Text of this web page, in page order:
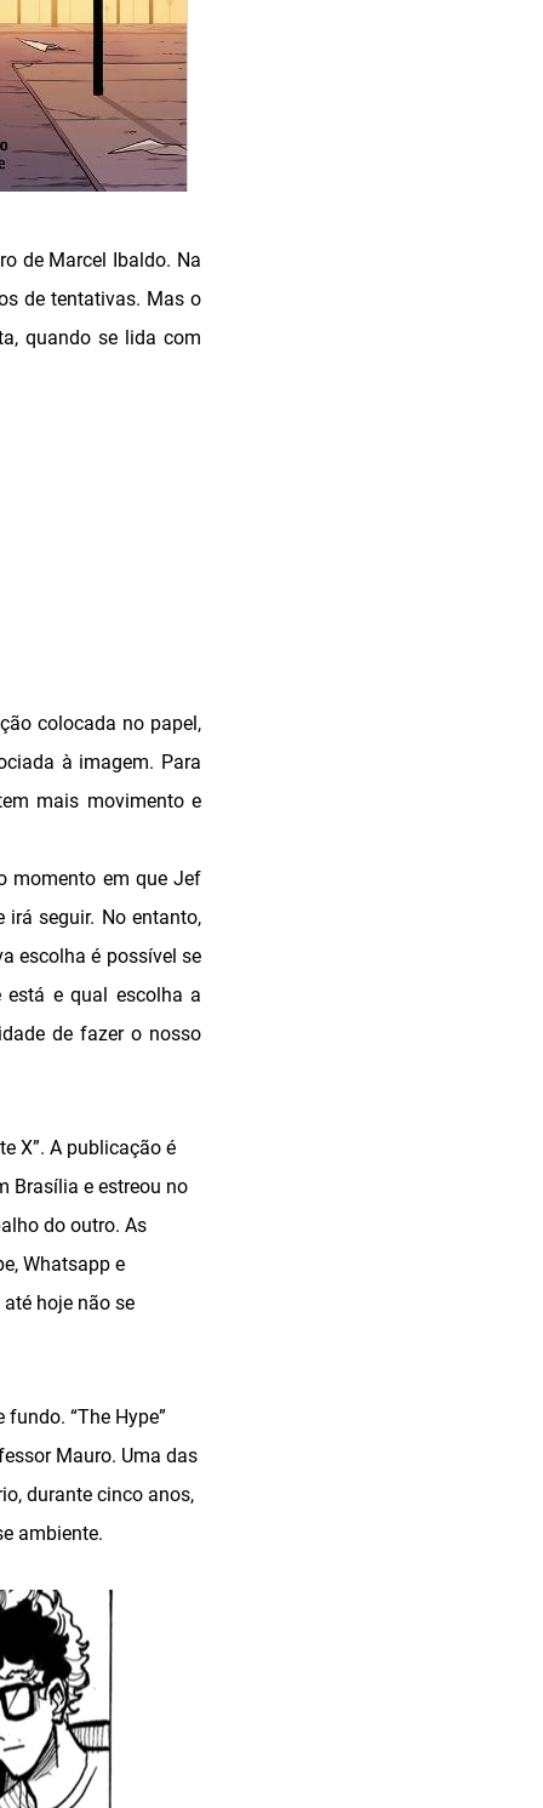
de Marcel Ibaldo. Na
de tentativas. Mas o
quando se lida com
colocada no papel,
à imagem. Para
mais movimento e
momento em que Jef
seguir. No entanto,
escolha é possível se
está e qual escolha a
de fazer o nosso
X”. A publicação é
Brasília e estreou no
do outro. As
Whatsapp e
hoje não se
“The Hype”
Mauro. Uma das
durante cinco anos,
ambiente.